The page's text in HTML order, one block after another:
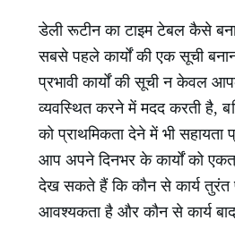
डेली रूटीन का टाइम टेबल कैसे
सबसे पहले कार्यों की एक सूची
प्रभावी कार्यों की सूची न केवल
व्यवस्थित करने में मदद करती है,
को प्राथमिकता देने में भी
आप अपने दिनभर के कार्यों को
देख सकते हैं कि कौन से कार्य तुरंत
आवश्यकता है और कौन से कार्य